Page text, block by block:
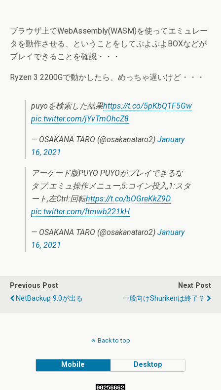
ブラウザ上でWebAssembly(WASM)を使ってエミュレー
タを動作させる、ということをしてぷよぷよBOXなどが
プレイできることを確認・・・
Ryzen 3 2200Gで動かしたら、めっちゃ遅いけど・・・
puyoを検索した結果https://t.co/5pKbQ1F5Gw
pic.twitter.com/jYvTmOhcZ8
— OSAKANA TARO (@osakanataro2) January
16, 2021
アーケード版PUYO PUYOがプレイできるな
タブ:エミュ操作メニュー,5:コイン投入,1:スタ
ート,左Ctrl:回転https://t.co/bOGreKkZ9D
pic.twitter.com/ftmwb221kH
— OSAKANA TARO (@osakanataro2) January
16, 2021
Previous Post
NetBackup 9.0が出る
Next Post
一般向けShurikenは終了？
Back to top
Mobile Desktop